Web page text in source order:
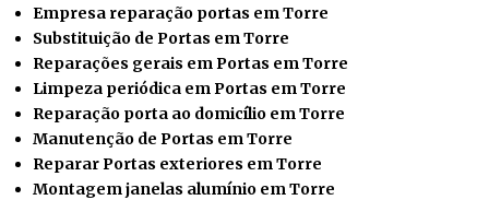
Empresa reparação portas em Torre
Substituição de Portas em Torre
Reparações gerais em Portas em Torre
Limpeza periódica em Portas em Torre
Reparação porta ao domicílio em Torre
Manutenção de Portas em Torre
Reparar Portas exteriores em Torre
Montagem janelas alumínio em Torre